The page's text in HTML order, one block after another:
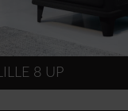
8 UP